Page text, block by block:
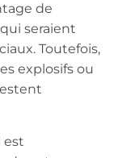
de
seraient
Toutefois,
explosifs ou
est